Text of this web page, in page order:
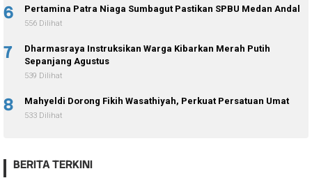
6 Pertamina Patra Niaga Sumbagut Pastikan SPBU Medan Andal
556 Dilihat
7
Dharmasraya Instruksikan Warga Kibarkan Merah Putih
Sepanjang Agustus
539 Dilihat
8 Mahyeldi Dorong Fikih Wasathiyah, Perkuat Persatuan Umat
533 Dilihat
BERITA TERKINI